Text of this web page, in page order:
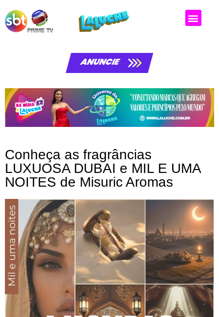
ANUNCIE
Conheça as fragrâncias
LUXUOSA DUBAI e MIL E UMA
NOITES de Misuric Aromas